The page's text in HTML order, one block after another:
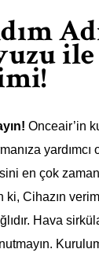
Onceair’in
en çok
ki, Cihazın
Hava